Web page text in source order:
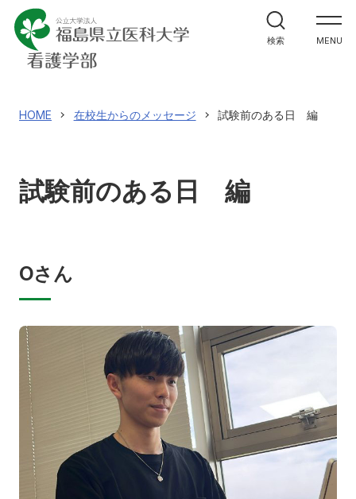
MENU
学部案内
カリキュラムの特徴
在校生からのメッセージ
入試情報
地域の方へ 来院の方（診療）へ
入学希望の方へ 在学生の方へ
卒業生の方へ 教職員の方へ
教職員募集（採用情報） 取材・撮影申し込み
アクセス
検索
HOME 在校生からのメッセージ 試験前のある日 編
試験前のある日 編
Oさん